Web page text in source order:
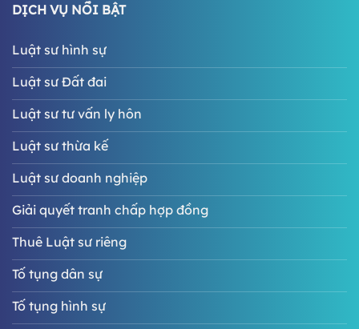
DỊCH VỤ NỔI BẬT
Luật sư hình sự
Luật sư Đất đai
Luật sư tư vấn ly hôn
Luật sư thừa kế
Luật sư doanh nghiệp
Giải quyết tranh chấp hợp đồng
Thuê Luật sư riêng
Tố tụng dân sự
Tố tụng hình sự